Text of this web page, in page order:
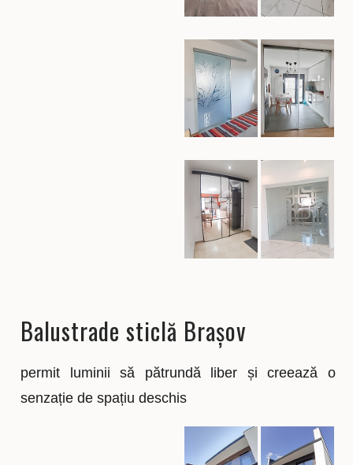
Balustrade sticlă Brașov
permit luminii să pătrundă liber și creează o
senzație de spațiu deschis